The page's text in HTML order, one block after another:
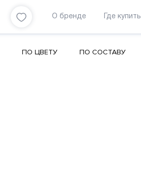
О бренде Где купить
ПО ЦВЕТУ ПО СОСТАВУ